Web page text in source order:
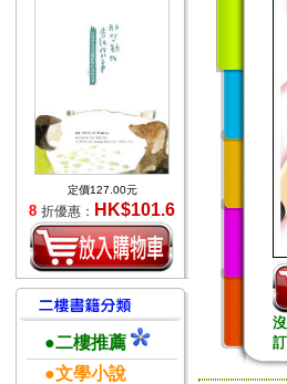
定價127.00元
8 折優惠： HK$101.6
●二樓推薦
●文學小說